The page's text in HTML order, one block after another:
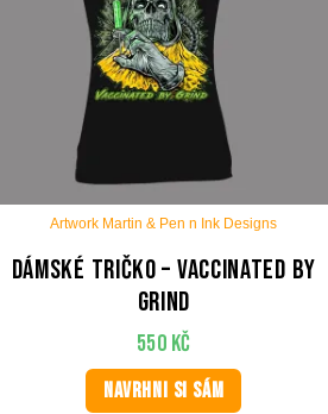
Artwork Martin & Pen n Ink Designs
Dámské tričko – Vaccinated by
Grind
550 Kč
NAVRHNI SI SÁM